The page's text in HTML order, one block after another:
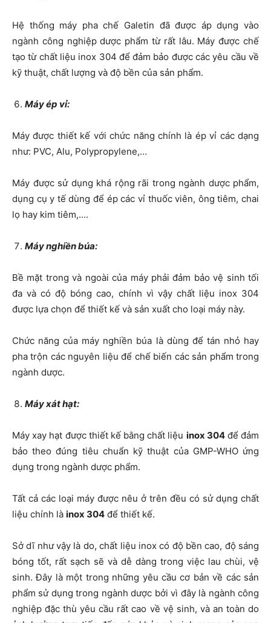
Hệ thống máy pha chế Galetin đã được áp dụng vào
ngành công nghiệp dược phẩm từ rất lâu. Máy được chế
tạo từ chất liệu inox 304 để đảm bảo được các yêu cầu về
kỹ thuật, chất lượng và độ bền của sản phẩm.
Máy ép vỉ:
Máy được thiết kế với chức năng chính là ép vỉ các dạng
như: PVC, Alu, Polypropylene,…
Máy được sử dụng khá rộng rãi trong ngành dược phẩm,
dụng cụ y tế dùng để ép các vỉ thuốc viên, ông tiêm, chai
lọ hay kim tiêm,….
Máy nghiền búa:
Bề mặt trong và ngoài của máy phải đảm bảo vệ sinh tối
đa và có độ bóng cao, chính vì vậy chất liệu inox 304
được lựa chọn để thiết kế và sản xuất cho loại máy này.
Chức năng của máy nghiền búa là dùng để tán nhỏ hay
pha trộn các nguyên liệu để chế biến các sản phẩm trong
ngành dược.
Máy xát hạt:
Máy xay hạt được thiết kế bằng chất liệu inox 304để đảm
bảo theo đúng tiêu chuẩn kỹ thuật của GMP-WHO ứng
dụng trong ngành dược phẩm.
Tất cả các loại máy được nêu ở trên đều có sử dụng chất
liệu chính là inox 304 để thiết kế.
Sở dĩ như vậy là do, chất liệu inox có độ bền cao, độ sáng
bóng tốt, rất sạch sẽ và dễ dàng trong việc lau chùi, vệ
sinh. Đây là một trong những yêu cầu cơ bản về các sản
phẩm sử dụng trong ngành dược bởi vì đây là ngành công
nghiệp đặc thù yêu cầu rất cao về vệ sinh, và an toàn do